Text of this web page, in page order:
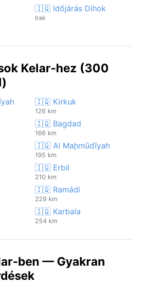
🇮🇶 Időjárás Dihok
Irak
Kelar-hez (300
🇮🇶 Kirkuk
126 km
🇮🇶 Bagdad
166 km
🇮🇶 Al Maḩmūdīyah
195 km
🇮🇶 Erbil
210 km
🇮🇶 Ramádi
229 km
🇮🇶 Karbala
254 km
ben — Gyakran